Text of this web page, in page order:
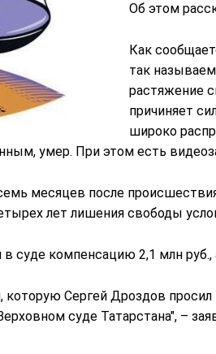
Об этом
Как
так
растяжение
причиняет
широко
умер. При этом есть
месяцев после
лет лишения свободы
суде компенсацию 2,1 млн руб.,
которую Сергей Дроздов
суде Татарстана", –